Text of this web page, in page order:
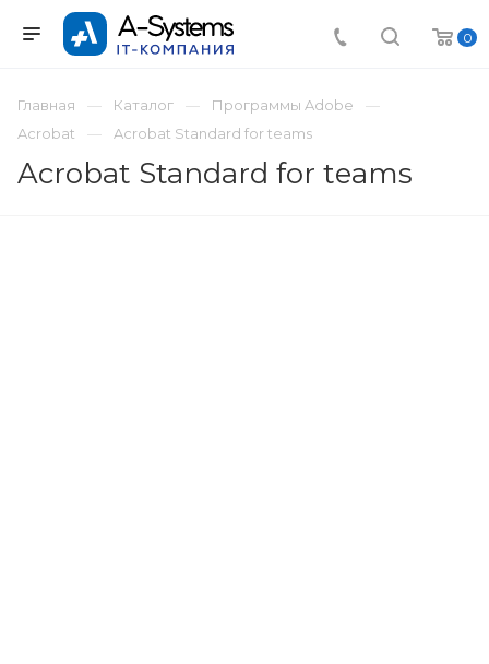
0
Главная Каталог
Программы Adobe
Acrobat
Acrobat Standard for teams
Acrobat Standard for teams